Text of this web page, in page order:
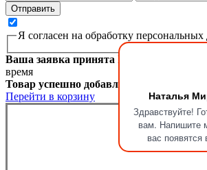
Наталья
Здравствуйте!
вам. Напишите
вас появятся
Я согласен на обработку
Ваша заявка принята Мы перезвоним
время
Товар успешно добавлен в корзину
Перейти в корзину